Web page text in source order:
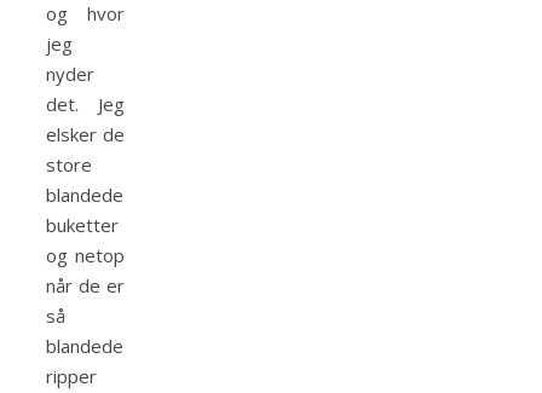
og hvor
jeg
nyder
det. Jeg
elsker de
store
blandede
buketter
og netop
når de er
så
blandede
ripper